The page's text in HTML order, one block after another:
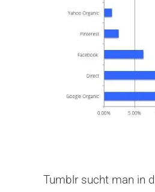
Tumblr sucht man in